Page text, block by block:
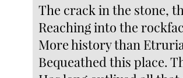
The crack in the stone,
Reaching into the
More history than
Bequeathed this place.